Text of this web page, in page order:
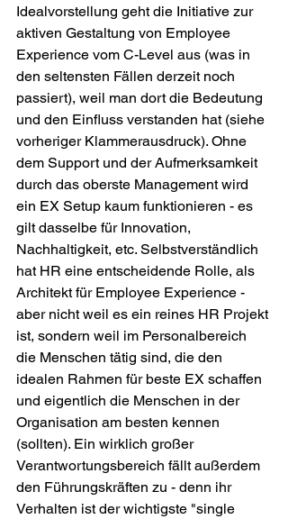
Idealvorstellung geht die Initiative zur
aktiven Gestaltung von Employee
Experience vom C-Level aus (was in
den seltensten Fällen derzeit noch
passiert), weil man dort die Bedeutung
und den Einfluss verstanden hat (siehe
vorheriger Klammerausdruck). Ohne
dem Support und der Aufmerksamkeit
durch das oberste Management wird
ein EX Setup kaum funktionieren - es
gilt dasselbe für Innovation,
Nachhaltigkeit, etc. Selbstverständlich
hat HR eine entscheidende Rolle, als
Architekt für Employee Experience -
aber nicht weil es ein reines HR Projekt
ist, sondern weil im Personalbereich
die Menschen tätig sind, die den
idealen Rahmen für beste EX schaffen
und eigentlich die Menschen in der
Organisation am besten kennen
(sollten). Ein wirklich großer
Verantwortungsbereich fällt außerdem
den Führungskräften zu - denn ihr
Verhalten ist der wichtigste "single